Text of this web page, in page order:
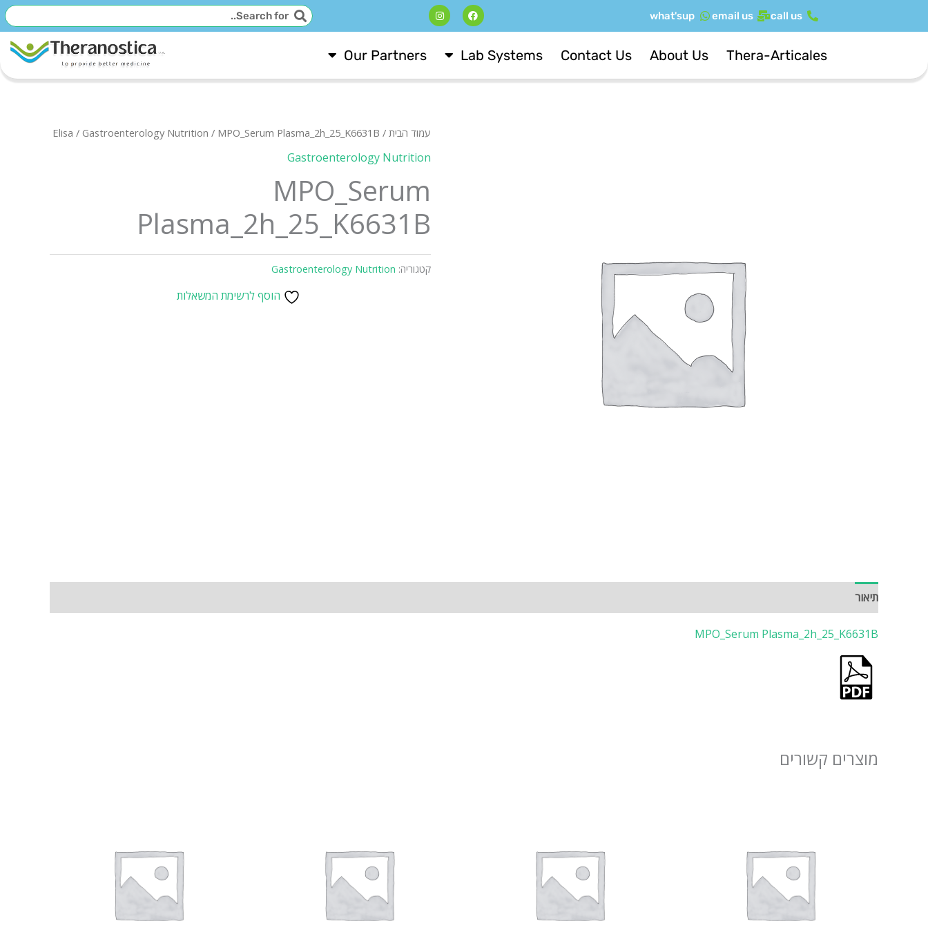
לתוכן
call us
email us
what'sup
F
a
c
o
k
I
n
s
a
m
חיפושחיפוש
Thera-Articales
About Us
Contact Us
Lab Systems
Our Partners
עמוד הבית /
Elisa / Gastroenterology Nutrition / MPO_Serum Plasma_2h_25_K6631B
Gastroenterology Nutrition
MPO_Serum
Plasma_2h_25_K6631B
קטגוריה: Gastroenterology Nutrition
הוסף לרשימת המשאלות
תיאור
MPO_Serum Plasma_2h_25_K6631B
מוצרים קשורים